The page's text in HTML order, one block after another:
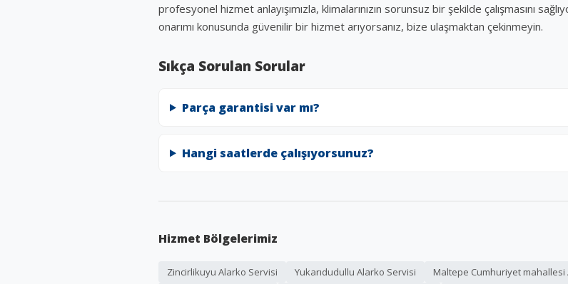
profesyonel hizmet anlayışımızla, klimalarınızın sorunsuz bir şekilde çalışmasını
onarımı konusunda güvenilir bir hizmet arıyorsanız, bize ulaşmaktan çekinmeyin.
Sıkça Sorulan Sorular
Parça garantisi var mı?
Hangi saatlerde çalışıyorsunuz?
Hizmet Bölgelerimiz
Zincirlikuyu Alarko Servisi Yukarıdudullu Alarko Servisi Maltepe Cumhuriyet mahallesi